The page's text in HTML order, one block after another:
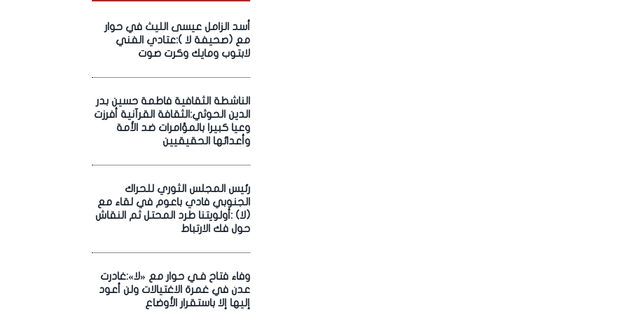
أسد الزامل عيسى الليث في حوار
مع (صحيفة لا ):عتادي الفني
لابتوب ومايك وكرت صوت
الناشطة الثقافية فاطمة حسين بدر
الدين الحوثي:الثقافة القرآنية أفرزت
وعيا كبيرا بالمؤامرات ضد الأمة
وأعدائها الحقيقيين
رئيس المجلس الثوري للحراك
الجنوبي فادي باعوم في لقاء مع
(لا) :أولويتنا طرد المحتل ثم النقاش
حول فك الارتباط
وفاء فتاح فـي حوار مع «لا»:غادرت
عدن في غمرة الاغتيالات ولن أعود
إليها إلا باستقرار الأوضاع